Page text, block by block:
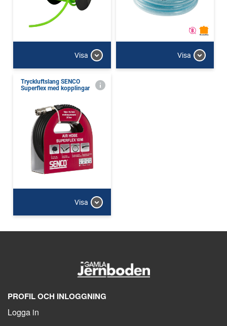
Visa Visa
Tryckluftslang SENCO
Superflex med kopplingar
Visa
PROFIL OCH INLOGGNING
Logga in